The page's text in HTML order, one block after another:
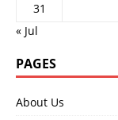
31
« Jul
PAGES
About Us